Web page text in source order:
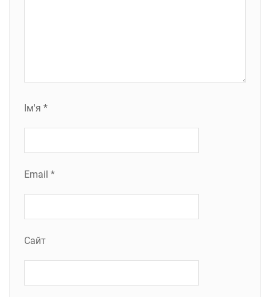
Ім'я *
Email *
Сайт